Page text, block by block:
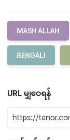
MASH ALLAH
BENGALI
URL မျှဝေရန်